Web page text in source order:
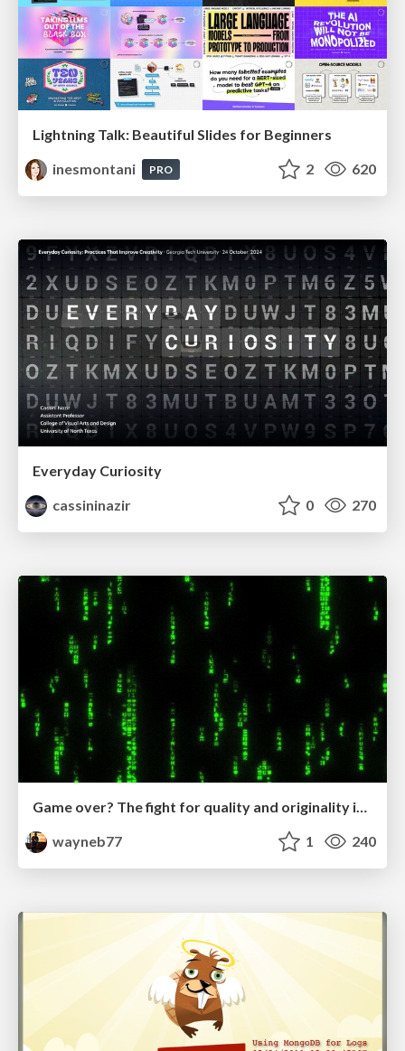
Lightning Talk: Beautiful Slides for Beginners
inesmontani
PRO 2 620
Everyday Curiosity
cassininazir
0 270
Game over? The fight for quality and originality in the time of robots
wayneb77
1 240